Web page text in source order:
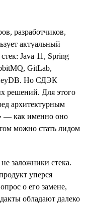
разработчиков,
актуальный
Java 11, Spring
GitLab,
Но СДЭК
решений. Для этого
архитектурным
— как именно оно
можно стать лидом
заложники стека.
уперся
о его замене,
обладают далеко